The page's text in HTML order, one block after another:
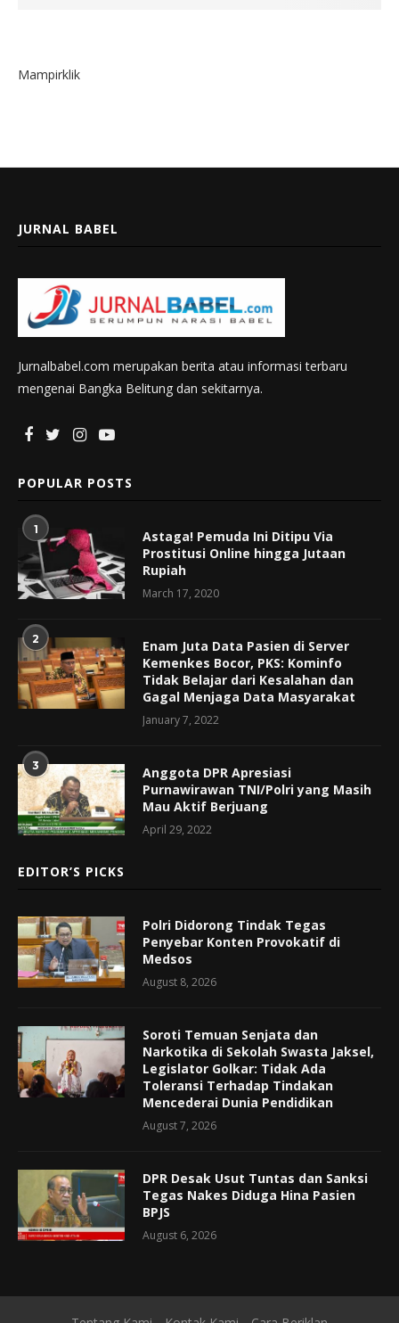
Mampirklik
JURNAL BABEL
Jurnalbabel.com merupakan berita atau informasi terbaru
mengenai Bangka Belitung dan sekitarnya.
POPULAR POSTS
1
Astaga! Pemuda Ini Ditipu Via
Prostitusi Online hingga Jutaan
Rupiah
March 17, 2020
2
Enam Juta Data Pasien di Server
Kemenkes Bocor, PKS: Kominfo
Tidak Belajar dari Kesalahan dan
Gagal Menjaga Data Masyarakat
January 7, 2022
3
Anggota DPR Apresiasi
Purnawirawan TNI/Polri yang Masih
Mau Aktif Berjuang
April 29, 2022
EDITOR’S PICKS
Polri Didorong Tindak Tegas
Penyebar Konten Provokatif di
Medsos
August 8, 2026
Soroti Temuan Senjata dan
Narkotika di Sekolah Swasta Jaksel,
Legislator Golkar: Tidak Ada
Toleransi Terhadap Tindakan
Mencederai Dunia Pendidikan
August 7, 2026
DPR Desak Usut Tuntas dan Sanksi
Tegas Nakes Diduga Hina Pasien
BPJS
August 6, 2026